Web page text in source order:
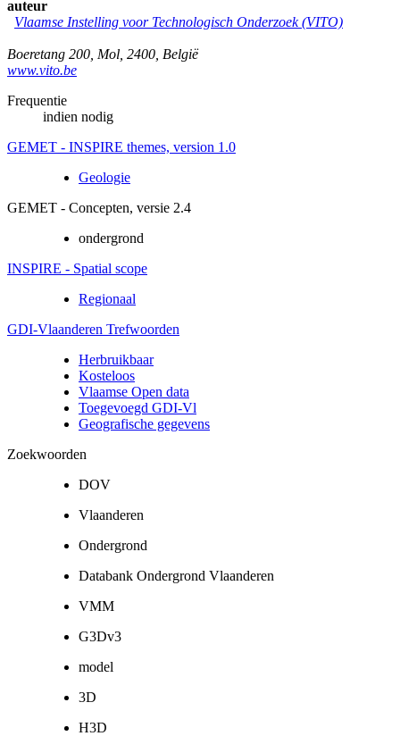
auteur
Vlaamse Instelling voor Technologisch Onderzoek (VITO)
Boeretang 200 Mol 2400 België
www.vito.be
Frequentie
indien nodig
GEMET - INSPIRE themes, version 1.0
Geologie
GEMET - Concepten, versie 2.4
ondergrond
INSPIRE - Spatial scope
Regionaal
GDI-Vlaanderen Trefwoorden
Herbruikbaar
Kosteloos
Vlaamse Open data
Toegevoegd GDI-Vl
Geografische gegevens
Zoekwoorden
DOV
Vlaanderen
Ondergrond
Databank Ondergrond Vlaanderen
VMM
G3Dv3
model
3D
H3D